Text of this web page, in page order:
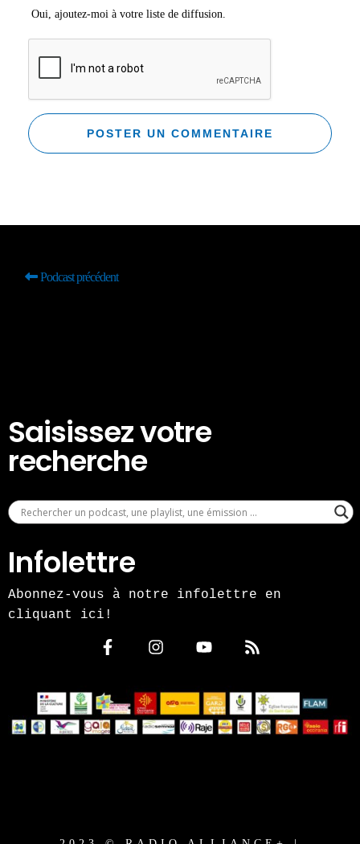
Oui, ajoutez-moi à votre liste de diffusion.
Podcast précédent
Saisissez votre
recherche
Infolettre
Abonnez-vous à notre infolettre en
cliquant ici!